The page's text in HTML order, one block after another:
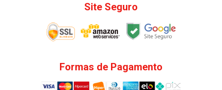
Site Seguro
Formas de Pagamento